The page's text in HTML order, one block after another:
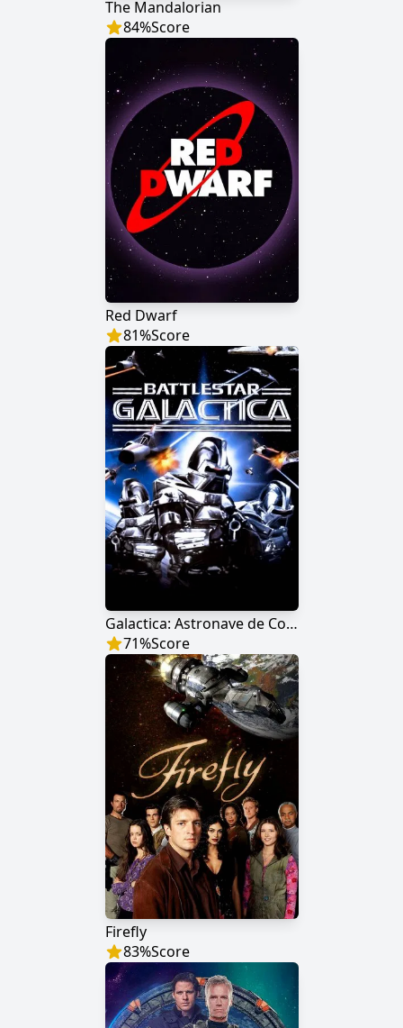
The Mandalorian
84%Score
Red Dwarf
81%Score
Galactica: Astronave de Combate
71%Score
Firefly
83%Score